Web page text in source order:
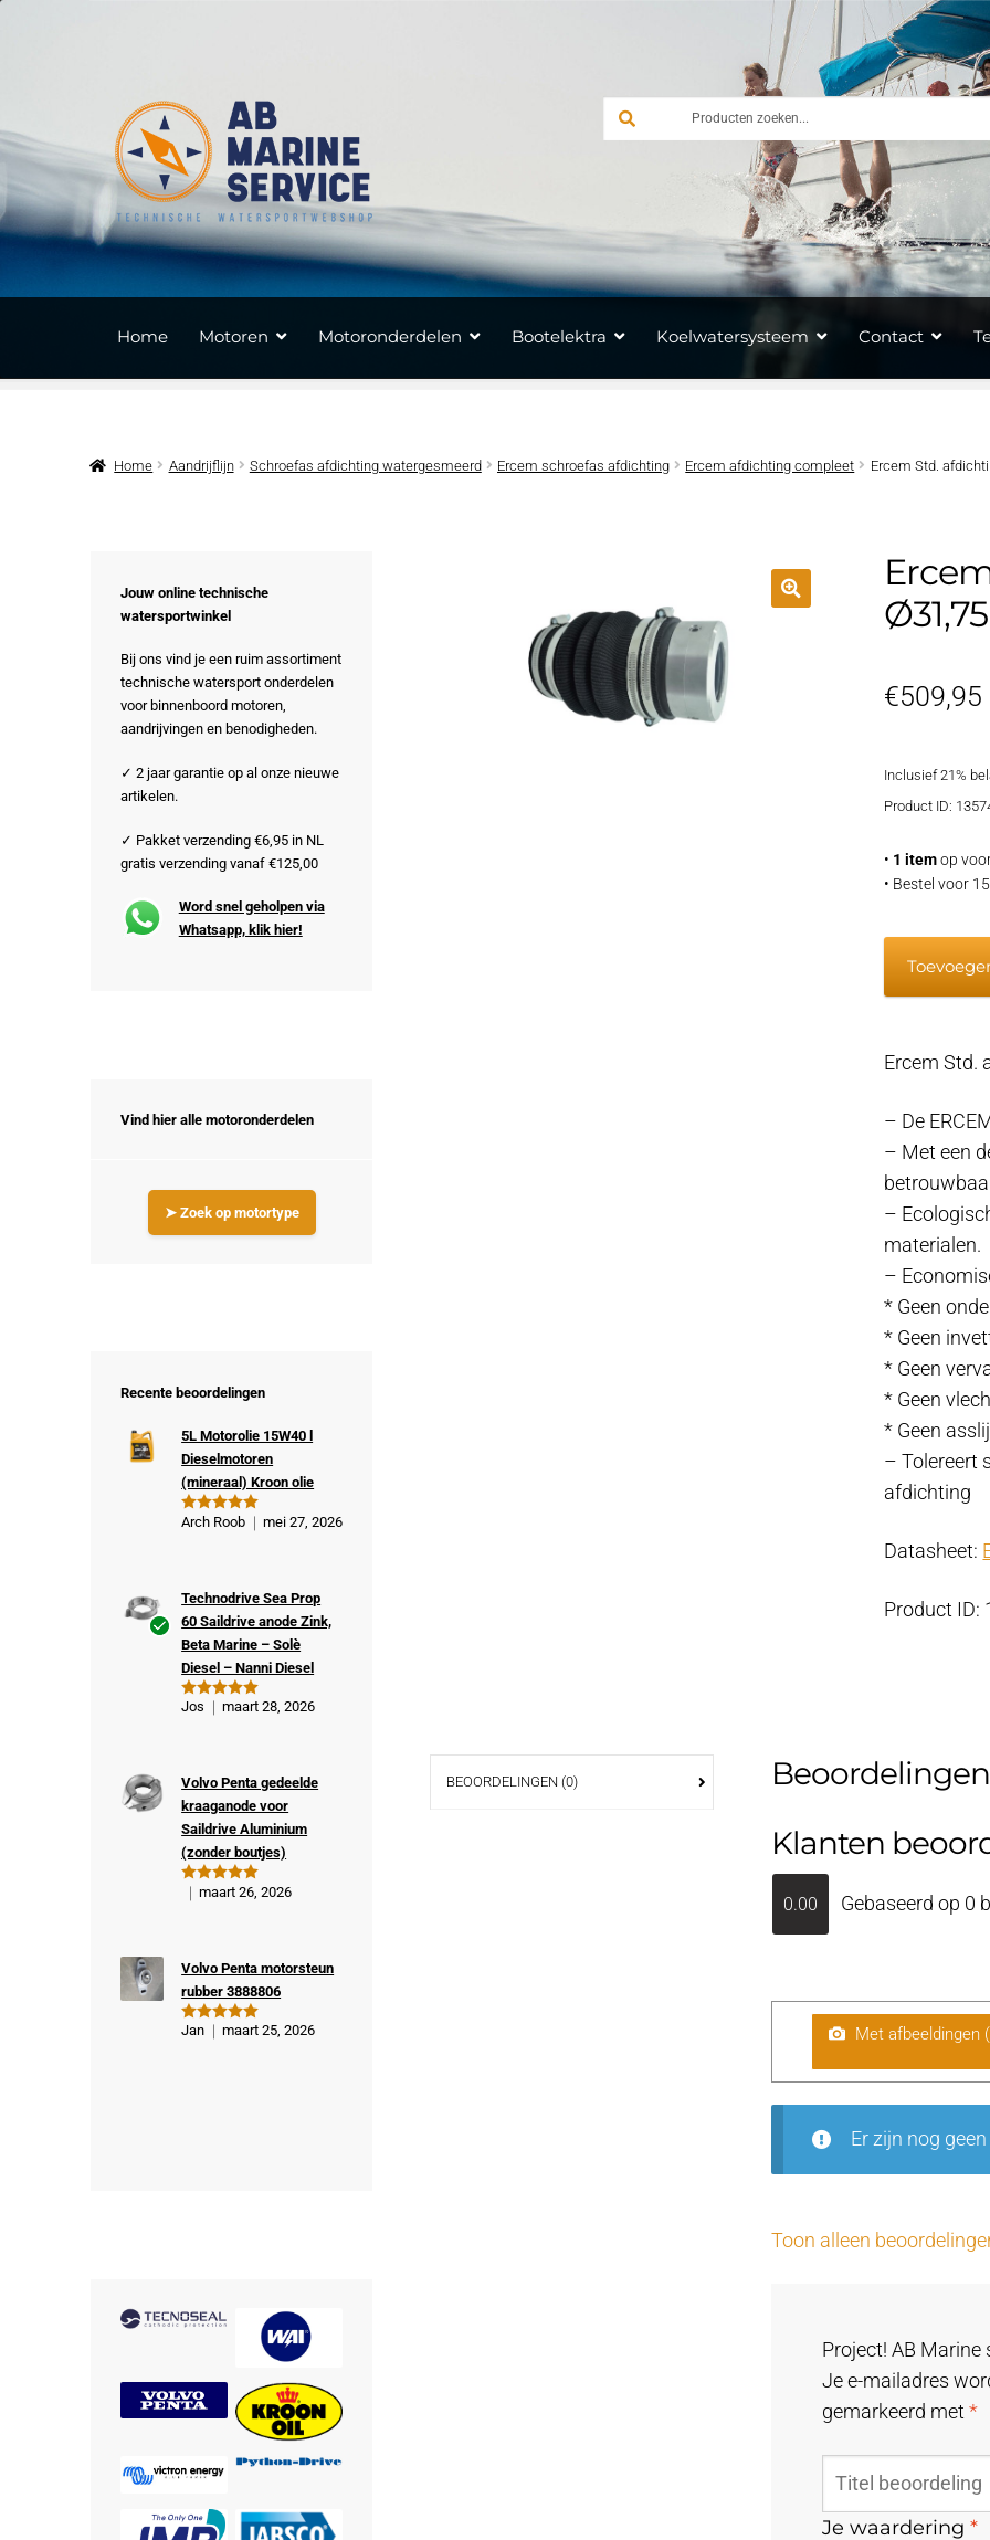
navigatie
inhoud
Home Motoren Motoronderdelen Bootelektra Koelwatersysteem Contact
Home Aandrijflijn Schroefas afdichting watergesmeerd Ercem schroefas afdichting Ercem afdichting compleet Ercem Std.
€509,95
Inclusief 21%
Product ID:
• 1 itemop
• Bestel voor
Ø53-
Ercem Std.
– De
– Met een
–
materialen.
–
* Geen
* Geen
* Geen
* Geen
* Geen
– Tolereert
afdichting
Datasheet:
Product ID:
BEOORDELINGEN (0)
Beoordelingen
Klanten
0.00 Gebaseerd op 0
Met afbeeldingen (
Er zijn nog
Toon alleen
Project! AB Marine
Je e-mailadres
gemarkeerd met *
Je waardering *
Jouw online technische
watersportwinkel
Bij ons vind je een ruim assortiment
technische watersport onderdelen
voor binnenboord motoren,
aandrijvingen en benodigheden.
✓ 2 jaar garantie op al onze nieuwe
artikelen.
✓ Pakket verzending €6,95 in NL
gratis verzending vanaf €125,00
Word snel geholpen via
Whatsapp, klik hier!
Vind hier alle motoronderdelen
➤ Zoek op motortype
Recente beoordelingen
Gewaardeer
5L Motorolie 15W40 l
Dieselmotoren
(mineraal) Kroon olie
Arch Roob mei 27, 2026
Gewaardeer
Technodrive Sea Prop
60 Saildrive anode Zink,
Beta Marine – Solè
Diesel – Nanni Diesel
Jos maart 28, 2026
Gewaardeer
Volvo Penta gedeelde
kraaganode voor
Saildrive Aluminium
(zonder boutjes)
maart 26, 2026
Gewaardeer
Volvo Penta motorsteun
rubber 3888806
Jan maart 25, 2026